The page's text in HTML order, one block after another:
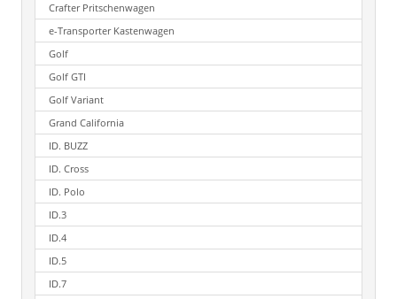
Crafter Pritschenwagen
e-Transporter Kastenwagen
Golf
Golf GTI
Golf Variant
Grand California
ID. BUZZ
ID. Cross
ID. Polo
ID.3
ID.4
ID.5
ID.7